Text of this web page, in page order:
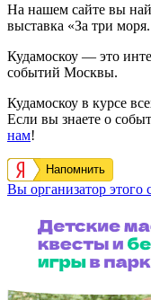
На нашем сайте вы
выставка «За три
Кудамоскоу — это
событий Москвы.
Кудамоскоу в курсе
Если вы знаете о
нам!
Напомнить
Вы организатор этого